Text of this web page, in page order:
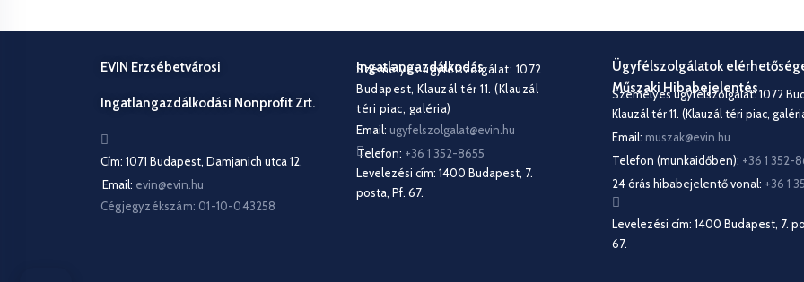
EVIN Erzsébetvárosi
Ingatlangazdálkodási Nonprofit Zrt.
Cím: 1071 Budapest, Damjanich utca 12.
Email: evin@evin.hu
Cégjegyzékszám: 01-10-043258
Ingatlangazdálkodás
Személyes ügyfélszolgálat: 1072
Budapest, Klauzál tér 11. (Klauzál
téri piac, galéria)
Email: ugyfelszolgalat@evin.hu
Telefon: +36 1 352-8655
Levelezési cím: 1400 Budapest, 7.
posta, Pf. 67.
Ügyfélszolgálatok
Műszaki Hibabejelentés
Személyes ügyfélszolgálat: 1072
Klauzál tér 11. (Klauzál téri piac,
Email: muszak@evin.hu
Telefon (munkaidőben): +36 1 352-
24 órás hibabejelentő vonal: +36 1
Levelezési cím: 1400 Budapest, 7.
67.